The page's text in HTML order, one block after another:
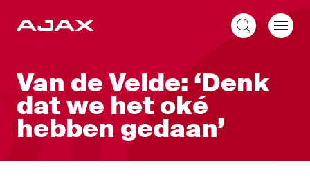
Van de Velde: ‘Denk
dat we het oké
hebben gedaan’